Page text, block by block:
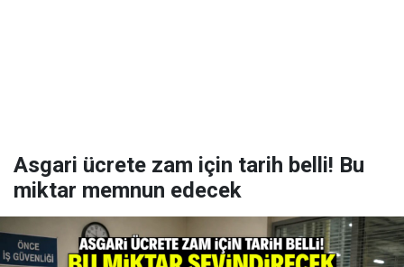
Asgari ücrete zam için tarih belli! Bu
miktar memnun edecek